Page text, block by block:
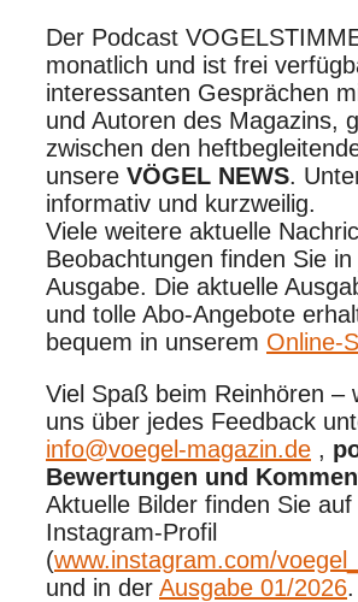
Der Podcast
monatlich und ist frei
interessanten Gesprächen
und Autoren des Magazins,
zwischen den
unsere VÖGEL NEWS.
informativ und kurzweilig.
Viele weitere aktuelle
Beobachtungen finden Sie
Ausgabe. Die aktuelle
und tolle Abo-Angebote
bequem in unserem Online-
Viel Spaß beim Reinhören –
uns über jedes Feedback
info@voegel-magazin.de ,
Bewertungen und
Aktuelle Bilder finden Sie
Instagram-Profil
(www.instagram.com/
und in der Ausgabe 01/2026.